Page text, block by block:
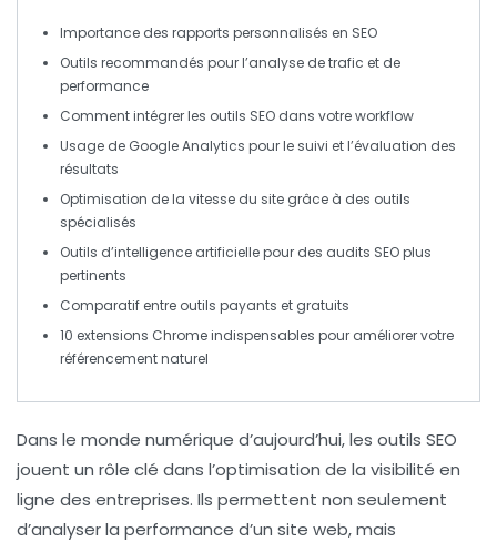
Importance des rapports personnalisés en SEO
Outils recommandés pour l’analyse detrafic et de
performance
Commentintégrerles outils SEO dans votreworkflow
Usage de Google Analytics pour le suivi et l’évaluation des
résultats
Optimisation de la vitesse du site grâce à des outils
spécialisés
Outils d’intelligence artificielle pour des audits SEO plus
pertinents
Comparatif entre outils payants et gratuits
10 extensions Chrome indispensables pour améliorer votre
référencement naturel
Dans le monde numérique d’aujourd’hui, les outils SEO
jouent un rôle clé dans l’optimisation de la visibilité en
ligne des entreprises. Ils permettent non seulement
d’analyser la performance d’un site web, mais